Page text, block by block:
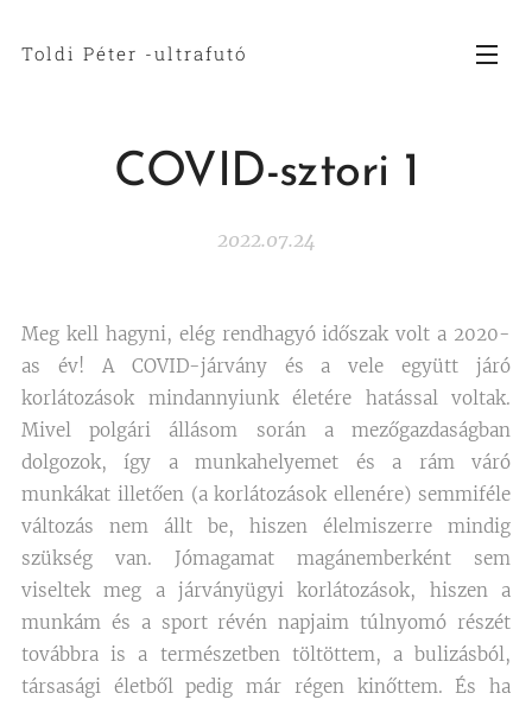
Toldi Péter -ultrafutó
COVID-sztori 1
2022.07.24
Meg kell hagyni, elég rendhagyó időszak volt a 2020-
as év! A COVID-járvány és a vele együtt járó
korlátozások mindannyiunk életére hatással voltak.
Mivel polgári állásom során a mezőgazdaságban
dolgozok, így a munkahelyemet és a rám váró
munkákat illetően (a korlátozások ellenére) semmiféle
változás nem állt be, hiszen élelmiszerre mindig
szükség van. Jómagamat magánemberként sem
viseltek meg a járványügyi korlátozások, hiszen a
munkám és a sport révén napjaim túlnyomó részét
továbbra is a természetben töltöttem, a bulizásból,
társasági életből pedig már régen kinőttem. És ha